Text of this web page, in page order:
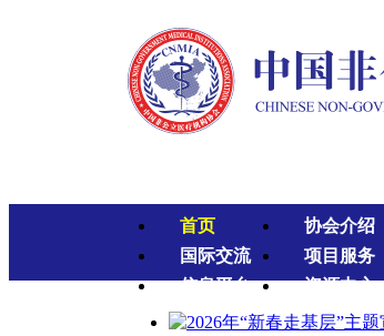
首页 协会介绍
国际交流
项目服务
信息平台
资源中心